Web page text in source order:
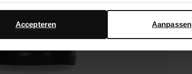
Aanpassen
Accepteren